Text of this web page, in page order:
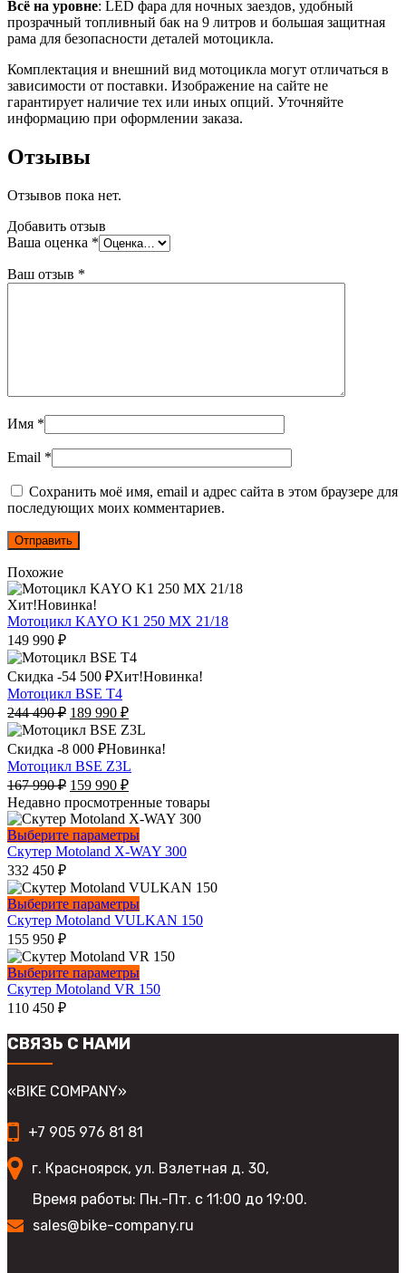
Всё на уровне: LED фара для ночных заездов, удобный
прозрачный топливный бак на 9 литров и большая защитная
рама для безопасности деталей мотоцикла.
Комплектация и внешний вид мотоцикла могут отличаться в
зависимости от поставки. Изображение на сайте не
гарантирует наличие тех или иных опций. Уточняйте
информацию при оформлении заказа.
Отзывы
Отзывов пока нет.
Добавить отзыв
Ваша оценка *
Ваш отзыв *
Имя *
Email *
Сохранить моё имя, email и адрес сайта в этом браузере для
последующих моих комментариев.
Похожие
Хит!Новинка!
Мотоцикл KAYO K1 250 MX 21/18
149 990 ₽
Этот
товар
имеет
несколько
вариаций.
Опции
можно
выбрать
на
странице
товара.
Скидка -54 500 ₽Хит!Новинка!
Мотоцикл BSE Т4
244 490₽ Первоначальная
цена
составляла
244
490
₽.
189 990 ₽Текущая
цена:
990
₽.
Этот
товар
имеет
несколько
вариаций.
Опции
можно
выбрать
на
странице
товара.
Скидка -8 000 ₽Новинка!
Мотоцикл BSE Z3L
167 990₽ Первоначальная
цена
составляла
167
990
159 990 ₽Текущая
цена:
159
990
₽.
Недавно просмотренные товары
Выберите параметрыЭтот
товар
несколько
вариаций.
Опции
можно
выбрать
на
странице
товара.
Скутер Motoland X-WAY 300
332 450 ₽
Выберите параметрыЭтот
товар
несколько
вариаций.
Опции
можно
на
Скутер Motoland VULKAN 150
155 950 ₽
Выберите параметрыЭтот
товар
вариаций.
товара.
Скутер Motoland VR 150
110 450 ₽
СВЯЗЬ С НАМИ
«BIKE COMPANY»
+7 905 976 81 81
г. Красноярск, ул. Взлетная д. 30,
Время работы: Пн.-Пт. с 11:00 до 19:00.
sales@bike-company.ru